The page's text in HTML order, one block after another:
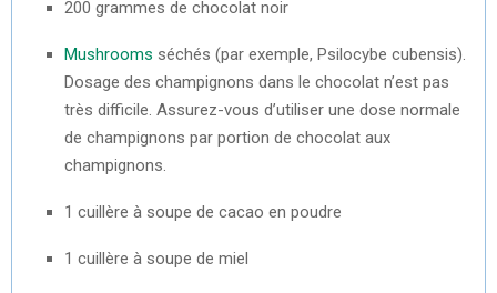
200 grammes de chocolat noir
Mushrooms séchés (par exemple, Psilocybe cubensis).
Dosage des champignons dans le chocolat n’est pas
très difficile. Assurez-vous d’utiliser une dose normale
de champignons par portion de chocolat aux
champignons.
1 cuillère à soupe de cacao en poudre
1 cuillère à soupe de miel